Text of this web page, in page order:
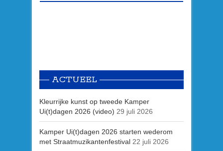
ACTUEEL
Kleurrijke kunst op tweede Kamper
Ui(t)dagen 2026 (video) 29 juli 2026
Kamper Ui(t)dagen 2026 starten wederom
met Straatmuzikantenfestival 22 juli 2026